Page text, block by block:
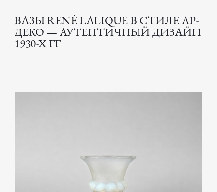
ВАЗЫ RENÉ LALIQUE В СТИЛЕ АР-
ДЕКО — АУТЕНТИЧНЫЙ ДИЗАЙН
1930-Х ГГ